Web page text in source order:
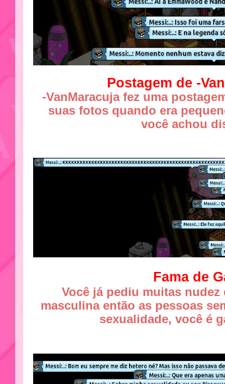
Postagem de -
-VanMaracuja fez uma
suas fotos quando era
você achou
Fama de
Você já pediu muitas
masculina então as pessoas
sexualidade, você é